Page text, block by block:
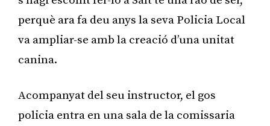
perquè ara fa deu anys la seva Policia Local
va ampliar-se amb la creació d’una unitat
canina.
Acompanyat del seu instructor, el gos
policia entra en una sala de la comissaria